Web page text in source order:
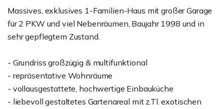
Massives, exklusives 1-Familien-Haus mit großer Garage
für 2 PKW und viel Nebenräumen, Baujahr 1998 und in
sehr gepflegtem Zustand.
- Grundriss großzügig & multifunktional
- repräsentative Wohnräume
- vollausgestattete, hochwertige Einbauküche
- liebevoll gestaltetes Gartenareal mit z.Tl. exotischen